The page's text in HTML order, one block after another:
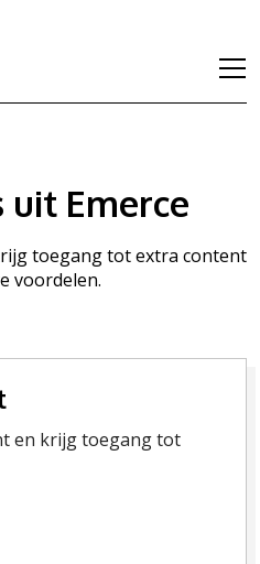
Emerce
toegang tot extra content
voordelen.
en krijg toegang tot